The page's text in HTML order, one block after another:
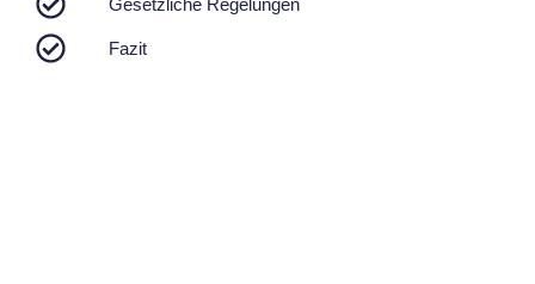
Gesetzliche Regelungen
Fazit